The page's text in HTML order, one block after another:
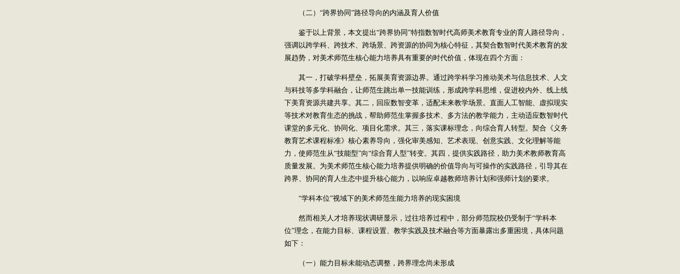
（二）“跨界协同”路径导向的内涵及育人价值
鉴于以上背景，本文提出“跨界协同”特指数智时代高师美术教育专业的育人路径导向，
强调以跨学科、跨技术、跨场景、跨资源的协同为核心特征，其契合数智时代美术教育的发
展趋势，对美术师范生核心能力培养具有重要的时代价值，体现在四个方面：
其一，打破学科壁垒，拓展美育资源边界。通过跨学科学习推动美术与信息技术、人文
与科技等多学科融合，让师范生跳出单一技能训练，形成跨学科思维，促进校内外、线上线
下美育资源共建共享。其二，回应数智变革，适配未来教学场景。直面人工智能、虚拟现实
等技术对教育生态的挑战，帮助师范生掌握多技术、多方法的教学能力，主动适应数智时代
课堂的多元化、协同化、项目化需求。其三，落实课标理念，向综合育人转型。契合《义务
教育艺术课程标准》核心素养导向，强化审美感知、艺术表现、创意实践、文化理解等能
力，使师范生从“技能型”向“综合育人型”转变。其四，提供实践路径，助力美术教师教育高
质量发展。为美术师范生核心能力培养提供明确的价值导向与可操作的实践路径，引导其在
跨界、协同的育人生态中提升核心能力，以响应卓越教师培养计划和强师计划的要求。
“学科本位”视域下的美术师范生能力培养的现实困境
然而相关人才培养现状调研显示，过往培养过程中，部分师范院校仍受制于“学科本
位”理念，在能力目标、课程设置、教学实践及技术融合等方面暴露出多重困境，具体问题
如下：
（一）能力目标未能动态调整，跨界理念尚未形成